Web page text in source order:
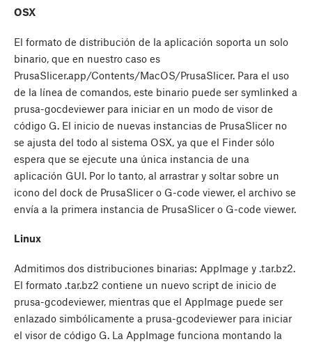
OSX
El formato de distribución de la aplicación soporta un solo
binario, que en nuestro caso es
PrusaSlicer.app/Contents/MacOS/PrusaSlicer. Para el uso
de la línea de comandos, este binario puede ser symlinked a
prusa-gocdeviewer para iniciar en un modo de visor de
código G. El inicio de nuevas instancias de PrusaSlicer no
se ajusta del todo al sistema OSX, ya que el Finder sólo
espera que se ejecute una única instancia de una
aplicación GUI. Por lo tanto, al arrastrar y soltar sobre un
icono del dock de PrusaSlicer o G-code viewer, el archivo se
envía a la primera instancia de PrusaSlicer o G-code viewer.
Linux
Admitimos dos distribuciones binarias: AppImage y .tar.bz2.
El formato .tar.bz2 contiene un nuevo script de inicio de
prusa-gcodeviewer, mientras que el AppImage puede ser
enlazado simbólicamente a prusa-gcodeviewer para iniciar
el visor de código G. La AppImage funciona montando la